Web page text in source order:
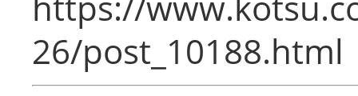
26/post_10188.html